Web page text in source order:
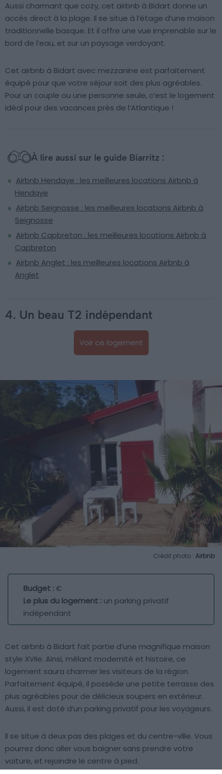
Aussi charmant que cozy, cet airbnb à Bidart donne un
accès direct à la plage. Il se situe à l’étage d’une maison
traditionnelle basque. Et il offre une vue imprenable sur le
bord de l’eau, et sur un paysage verdoyant.
Cet airbnb à Bidart avec mezzanine est parfaitement
équipé pour que votre séjour soit des plus agréables.
Pour un couple ou une personne seule, c’est le logement
idéal pour des vacances près de l’Atlantique !
À lire aussi sur le guide Biarritz :
Airbnb Hendaye : les meilleures locations Airbnb à
Hendaye
Airbnb Seignosse : les meilleures locations Airbnb à
Seignosse
Airbnb Capbreton : les meilleures locations Airbnb à
Capbreton
Airbnb Anglet : les meilleures locations Airbnb à
Anglet
4. Un beau T2 indépendant
Voir ce logement
Crédit photo : Airbnb
Budget :€
Le plus du logement : un parking privatif
indépendant
Cet airbnb à Bidart fait partie d’une magnifique maison
style XVIIe. Ainsi, mêlant modernité et histoire, ce
logement saura charmer les visiteurs de la région.
Parfaitement équipé, il possède une petite terrasse des
plus agréables pour de délicieux soupers en extérieur.
Aussi, il est doté d’un parking privatif pour les voyageurs.
Il se situe à deux pas des plages et du centre-ville. Vous
pourrez donc aller vous baigner sans prendre votre
voiture, et rejoindre le centre à pied.